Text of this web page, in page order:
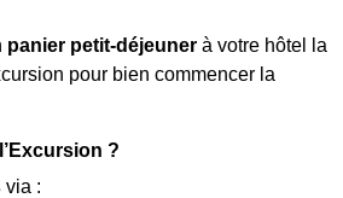
panier petit-déjeuner à votre hôtel la
pour bien commencer la
?
via :